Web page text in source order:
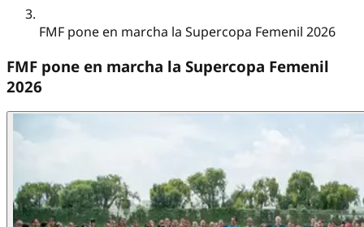
FMF pone en marcha la Supercopa Femenil 2026
FMF pone en marcha la Supercopa Femenil
2026